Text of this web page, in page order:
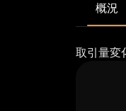
概況
取引量変